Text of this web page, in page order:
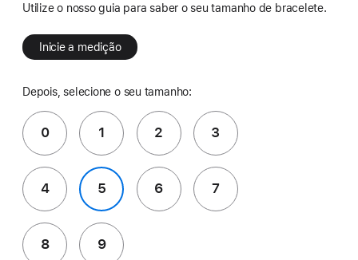
Utilize o nosso guia para saber o seu tamanho de bracelete.
Inicie a medição
Depois, selecione o seu tamanho:
0 1 2 3
4 5 6 7
8 9